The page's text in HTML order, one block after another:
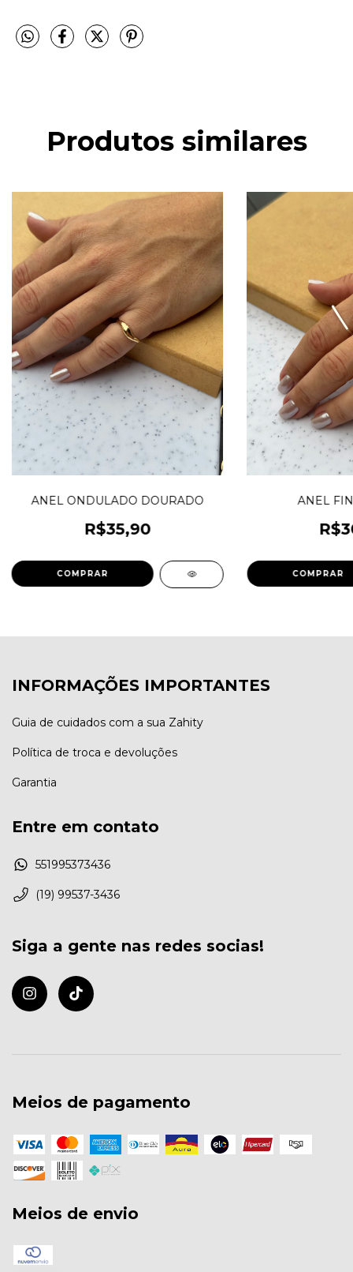
Produtos similares
ANEL ONDULADO DOURADO
R$35,90
ANEL
INFORMAÇÕES IMPORTANTES
Guia de cuidados com a sua Zahity
Política de troca e devoluções
Garantia
Entre em contato
551995373436
(19) 99537-3436
Siga a gente nas redes socias!
Meios de pagamento
Meios de envio